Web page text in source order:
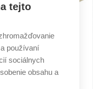
matrac Medi
tejto
používaní
sociálnych
obsahu a